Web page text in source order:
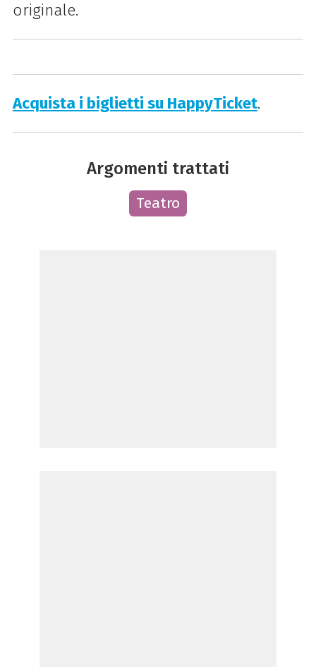
originale.
Acquista i biglietti su HappyTicket.
Argomenti trattati
Teatro